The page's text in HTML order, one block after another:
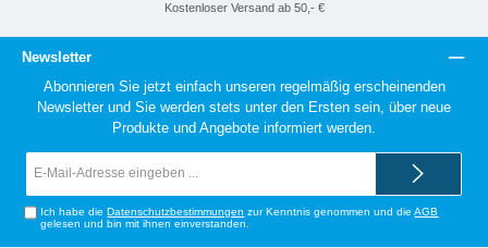
Kostenloser Versand ab 50,- €
Newsletter
Abonnieren Sie jetzt einfach unseren regelmäßig erscheinenden
Newsletter und Sie werden stets unter den Ersten sein, über neue
Produkte und Angebote informiert werden.
Ich habe dieDatenschutzbestimmungen zur Kenntnis genommen und dieAGB
gelesen und bin mit ihnen einverstanden.